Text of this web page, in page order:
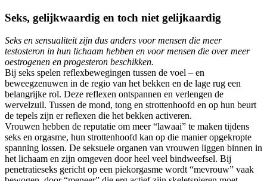
Seks, gelijkwaardig en toch niet gelijkaardig
Seks en sensualiteit zijn dus anders voor mensen die meer
testosteron in hun lichaam hebben en voor mensen die over meer
oestrogenen en progesteron beschikken.
Bij seks spelen reflexbewegingen tussen de voel – en
beweegzenuwen in de regio van het bekken en de lage rug een
belangrijke rol. Deze reflexen ontspannen en verlengen de
wervelzuil. Tussen de mond, tong en strottenhoofd en op hun beurt
de tepels zijn er reflexen die het bekken activeren.
Vrouwen hebben de reputatie om meer “lawaai” te maken tijdens
seks en orgasme, hun strottenhoofd kan op die manier opgekropte
spanning lossen. De seksuele organen van vrouwen liggen binnen in
het lichaam en zijn omgeven door heel veel bindweefsel. Bij
penetratieseks gericht op een piekorgasme wordt “mevrouw” vaak